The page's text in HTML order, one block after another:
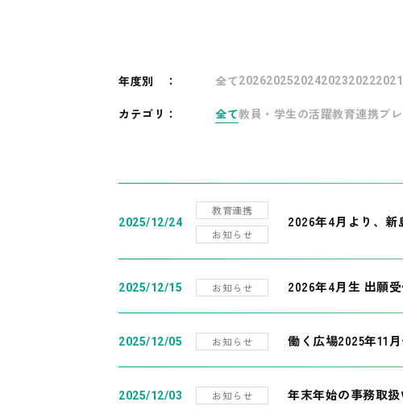
年度別 ： 全て202620252024202320222021
カテゴリ： 全て教員・学生の活躍教育連携プ
2025/12/24
教育連携
お知らせ
2026年4月より、新
2025/12/15 お知らせ 2026年4月生 出願受
2025/12/05 お知らせ 働く広場2025年11
2025/12/03 お知らせ 年末年始の事務取